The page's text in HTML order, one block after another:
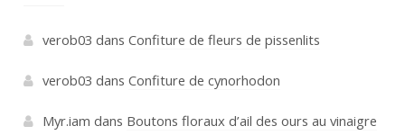
verob03 dans Confiture de fleurs de pissenlits
verob03 dans Confiture de cynorhodon
Myr.iam dans Boutons floraux d’ail des ours au vinaigre